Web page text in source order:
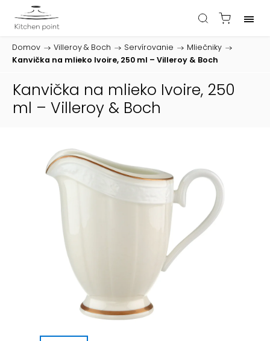
Domov / Villeroy & Boch / Servírovanie / Mliečniky /
Kanvička na mlieko Ivoire, 250 ml – Villeroy & Boch
Kanvička na mlieko Ivoire, 250
ml – Villeroy & Boch